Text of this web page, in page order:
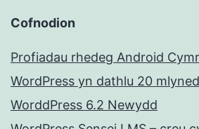
Cofnodion
Profiadau rhedeg Android
WordPress yn dathlu 20
WorddPress 6.2 Newydd